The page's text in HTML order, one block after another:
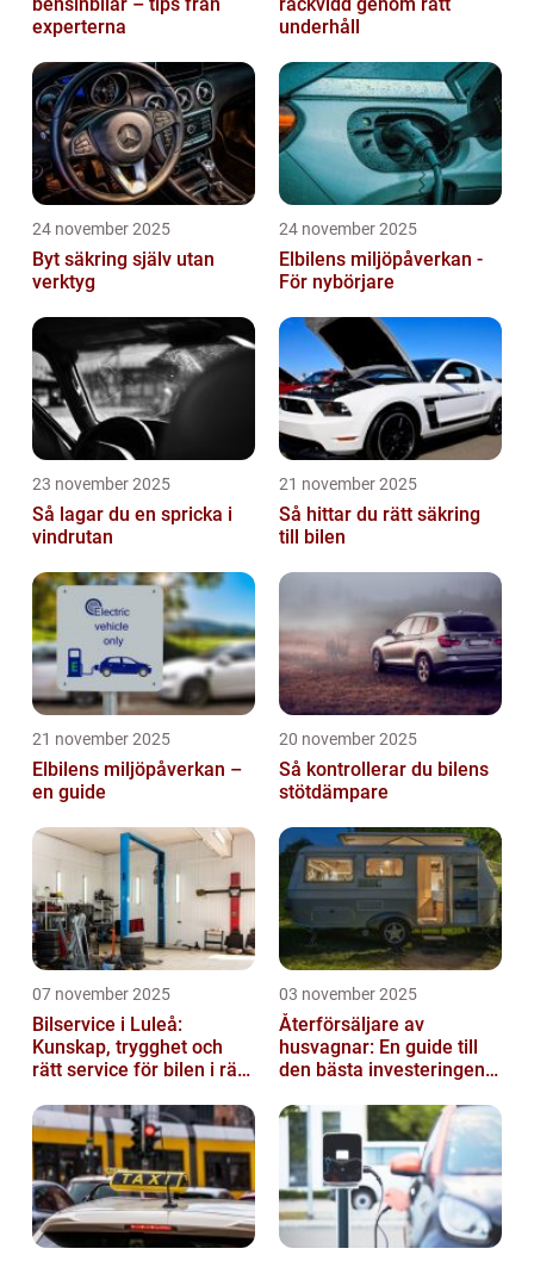
experterna
underhåll
24 november 2025
Byt säkring själv utan
verktyg
24 november 2025
Elbilens miljöpåverkan -
För nybörjare
23 november 2025
Så lagar du en spricka i
vindrutan
21 november 2025
Så hittar du rätt säkring
till bilen
21 november 2025
Elbilens miljöpåverkan –
en guide
20 november 2025
Så kontrollerar du bilens
stötdämpare
07 november 2025
Bilservice i Luleå:
Kunskap, trygghet och
rätt service för bilen i rätt
03 november 2025
Återförsäljare av
husvagnar: En guide till
den bästa investeringen